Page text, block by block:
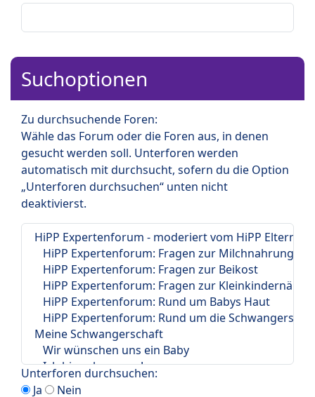
Suchoptionen
Zu durchsuchende Foren:
Wähle das Forum oder die Foren aus, in denen
gesucht werden soll. Unterforen werden
automatisch mit durchsucht, sofern du die Option
„Unterforen durchsuchen“ unten nicht
deaktivierst.
Unterforen durchsuchen:
Ja
Nein